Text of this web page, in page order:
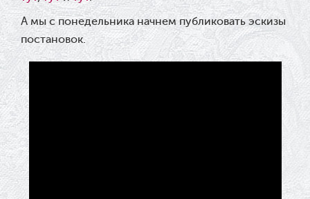
А мы с понедельника начнем публиковать эскизы
постановок.